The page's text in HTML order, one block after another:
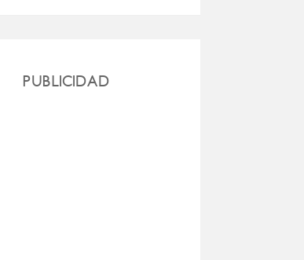
PUBLICIDAD